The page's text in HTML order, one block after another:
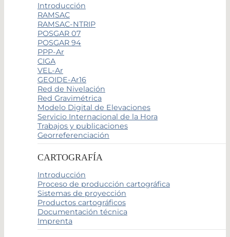
Introducción
RAMSAC
RAMSAC-NTRIP
POSGAR 07
POSGAR 94
PPP-Ar
CIGA
VEL-Ar
GEOIDE-Ar16
Red de Nivelación
Red Gravimétrica
Modelo Digital de Elevaciones
Servicio Internacional de la Hora
Trabajos y publicaciones
Georreferenciación
CARTOGRAFÍA
Introducción
Proceso de producción cartográfica
Sistemas de proyección
Productos cartográficos
Documentación técnica
Imprenta